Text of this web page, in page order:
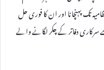
تک پہنچانا اور ان کا فوری حل
دفاتر کے چکر لگانے والے